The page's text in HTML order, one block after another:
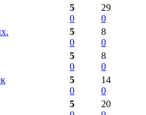
5
0
29
0
5
0
8
0
5
0
8
0
5
0
14
0
5
20